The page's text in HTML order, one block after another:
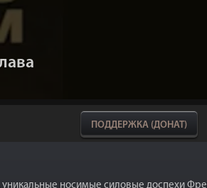
ПОДДЕРЖКА (ДОНАТ)
носимые силовые доспехи